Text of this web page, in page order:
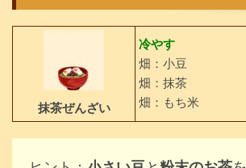
抹茶ぜんざい
冷やす
畑：小豆
畑：抹茶
畑：もち米